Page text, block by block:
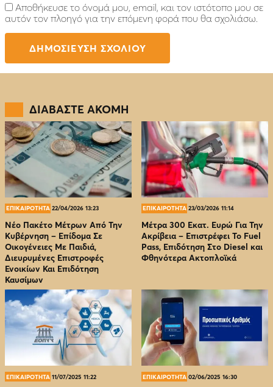
Αποθήκευσε το όνομά μου, email, και τον ιστότοπο μου σε
αυτόν τον πλοηγό για την επόμενη φορά που θα σχολιάσω.
ΔΙΑΒΑΣΤΕ ΑΚΟΜΗ
ΕΠΙΚΑΙΡΟΤΗΤΑ 22/04/2026 13:23
Νέο Πακέτο Μέτρων Από Την
Κυβέρνηση – Επίδομα Σε
Οικογένειες Με Παιδιά,
Διευρυμένες Επιστροφές
Ενοικίων Και Επιδότηση
Καυσίμων
ΕΠΙΚΑΙΡΟΤΗΤΑ 23/03/2026 11:14
Μέτρα 300 Εκατ. Ευρώ Για Την
Ακρίβεια – Επιστρέφει Το Fuel
Pass, Επιδότηση Στο Diesel και
Φθηνότερα Ακτοπλοϊκά
ΕΠΙΚΑΙΡΟΤΗΤΑ 11/07/2025 11:22 ΕΠΙΚΑΙΡΟΤΗΤΑ 02/06/2025 16:30